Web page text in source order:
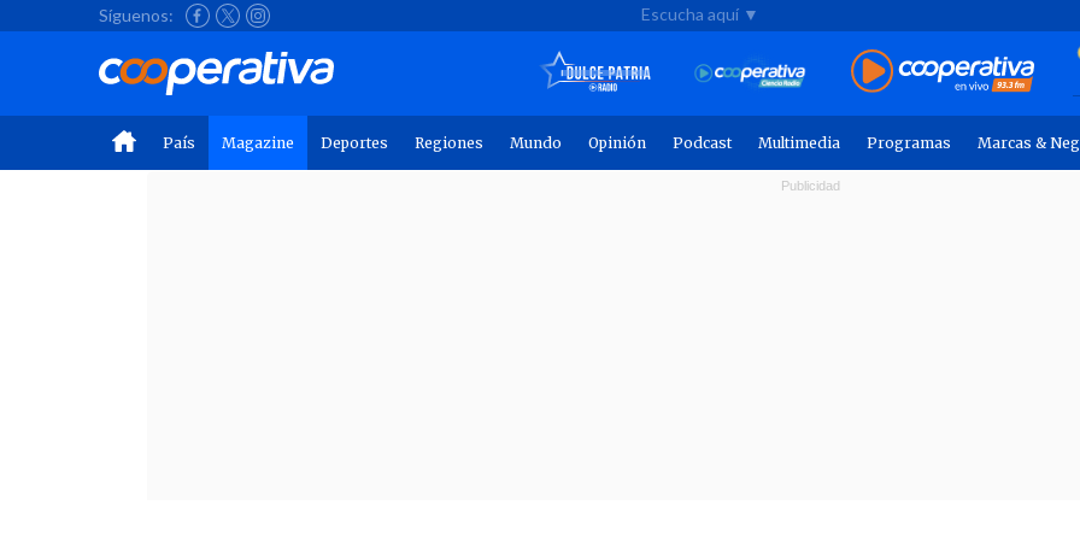
Síguenos: Escucha aquí ▼
País Magazine Deportes Regiones Mundo Opinión Podcast Multimedia Programas Marcas &